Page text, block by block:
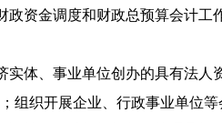
金调度和财政总预算会计工
、事业单位创办的具有法人
织开展企业、行政事业单位